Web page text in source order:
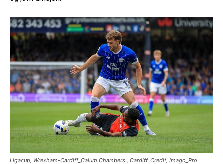
Ligacup, Wrexham-Cardiff_Calum Chambers., Cardiff. Credit, Imago_Pro